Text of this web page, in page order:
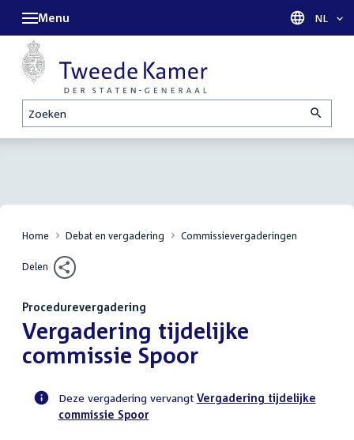
Zoeken
Menu Taal
NL
Home Debat en vergadering Commissievergaderingen
Delen
Procedurevergadering
:Vergadering tijdelijke
commissie Spoor
Voortgangsstatus
Deze vergadering vervangt Vergadering tijdelijke
commissie Spoor